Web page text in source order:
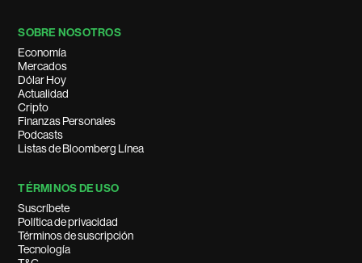
SOBRE NOSOTROS
Economía
Mercados
Dólar Hoy
Actualidad
Cripto
Finanzas Personales
Podcasts
Listas de Bloomberg Línea
TÉRMINOS DE USO
Suscríbete
Política de privacidad
Términos de suscripción
Tecnología